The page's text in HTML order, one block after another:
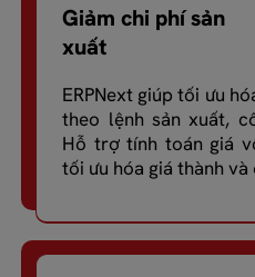
Giảm chi phí sản
xuất
ERPNext giúp tối ưu
theo lệnh sản xuất,
Hỗ trợ tính toán giá
tối ưu hóa giá thành